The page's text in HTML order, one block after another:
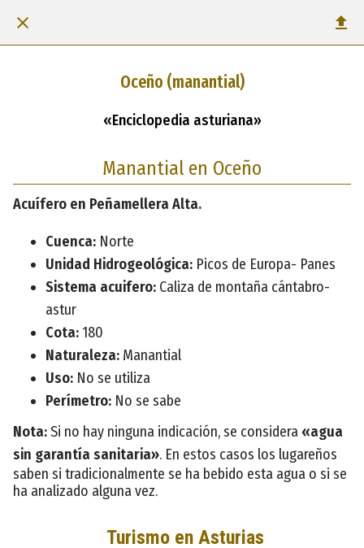
Oceño (manantial)
«Enciclopedia asturiana»
Manantial en Oceño
Acuífero en Peñamellera Alta.
Cuenca: Norte
Unidad Hidrogeológica: Picos de Europa- Panes
Sistema acuifero: Caliza de montaña cántabro-
astur
Cota: 180
Naturaleza: Manantial
Uso: No se utiliza
Perímetro: No se sabe
Nota:Si no hay ninguna indicación, se considera «agua
sin garantía sanitaria». En estos casos los lugareños
saben si tradicionalmente se ha bebido esta agua o si se
ha analizado alguna vez.